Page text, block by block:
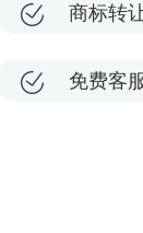
商标转
免费客